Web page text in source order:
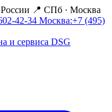
📍 СПб · Москва
42-34 Москва:+7 (495)